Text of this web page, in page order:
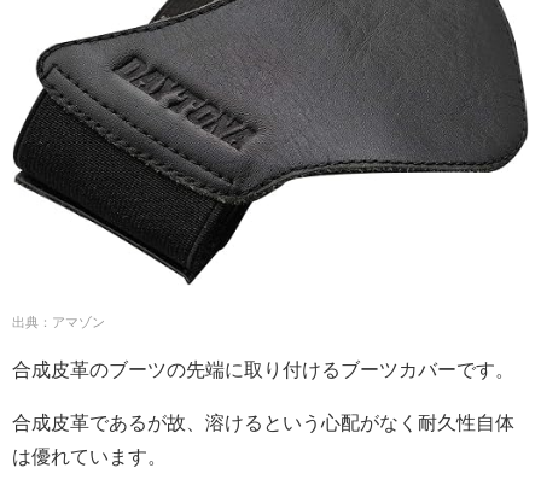
出典：アマゾン
合成皮革のブーツの先端に取り付けるブーツカバーです。
合成皮革であるが故、溶けるという心配がなく耐久性自体
は優れています。